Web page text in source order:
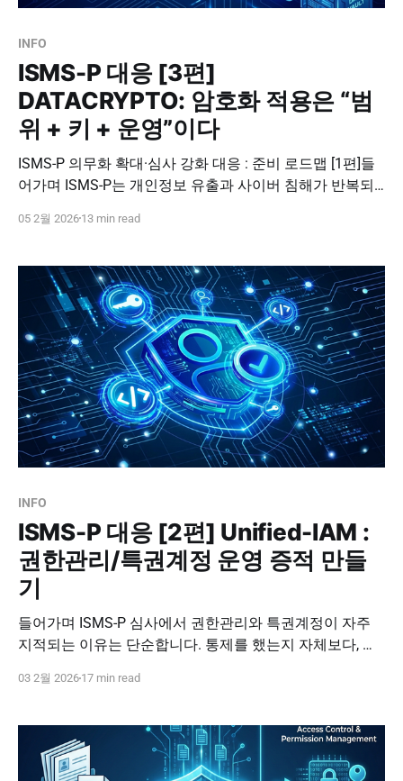
INFO
ISMS-P 대응 [3편]
DATACRYPTO: 암호화 적용은 “범
위 + 키 + 운영”이다
ISMS-P 의무화 확대·심사 강화 대응 : 준비 로드맵 [1편]들
어가며 ISMS-P는 개인정보 유출과 사이버 침해가 반복되
는지를 제도적으로 검증하기 위해 도입된 인증입니다. 단
기 어렵다는 현실이 누적되면서, 정보보호와 개인정보보호
를 함께 묶어 점검하는 기준이 필요해졌고, 그 결과가
ISMS-
05 2월 2026 13 min read
INFO
ISMS-P 대응 [2편] Unified-IAM :
권한관리/특권계정 운영 증적 만들
기
들어가며 ISMS-P 심사에서 권한관리와 특권계정이 자주
지적되는 이유는 단순합니다. 통제를 했는지 자체보다, 통
우하기 때문입니다. 특히 ISMS-P 2.5(인증 및 권한관리) 영
기 검토까지 책임추적성으로 보여줘야 합니다. 이 글은 권
한관리 준비를 문서
03 2월 2026 17 min read